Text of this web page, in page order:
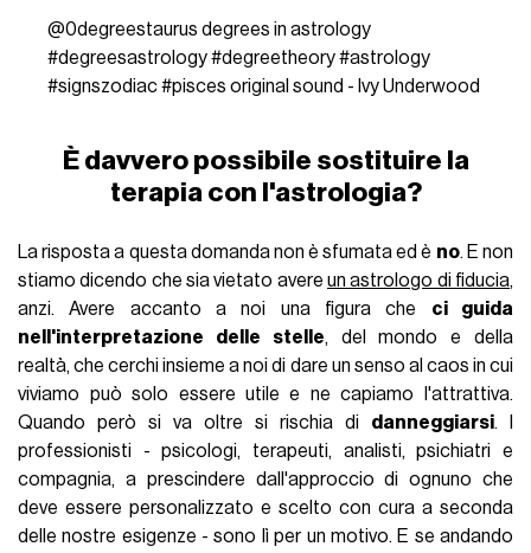
@0degreestaurus degrees in astrology
#degreesastrology#degreetheory#astrology
#signszodiac#pisces original sound - Ivy Underwood
È davvero possibile sostituire la
terapia con l'astrologia?
La risposta a questa domanda non è sfumata ed è no. E non
stiamo dicendo che sia vietato avere un astrologo di fiducia,
anzi. Avere accanto a noi una figura che ci guida
nell'interpretazione delle stelle, del mondo e della
realtà, che cerchi insieme a noi di dare un senso al caos in cui
viviamo può solo essere utile e ne capiamo l'attrattiva.
Quando però si va oltre si rischia di danneggiarsi. I
professionisti - psicologi, terapeuti, analisti, psichiatri e
compagnia, a prescindere dall'approccio di ognuno che
deve essere personalizzato e scelto con cura a seconda
delle nostre esigenze - sono lì per un motivo. E se andando